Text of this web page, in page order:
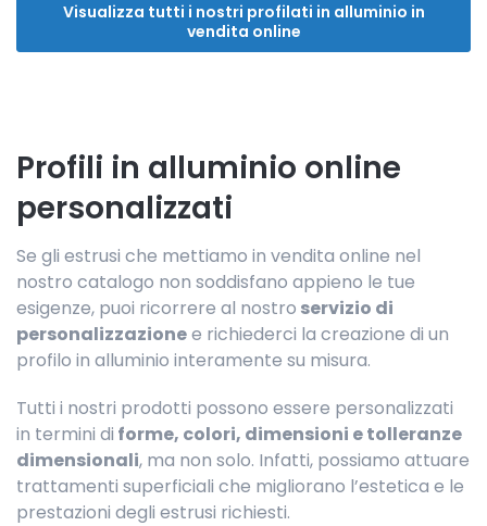
Visualizza tutti i nostri profilati in alluminio in
vendita online
Profili in alluminio online
personalizzati
Se gli estrusi che mettiamo in vendita online nel
nostro catalogo non soddisfano appieno le tue
esigenze, puoi ricorrere al nostro servizio di
personalizzazionee richiederci la creazione di un
profilo in alluminio interamente su misura.
Tutti i nostri prodotti possono essere personalizzati
in termini di forme, colori, dimensioni e tolleranze
dimensionali, ma non solo. Infatti, possiamo attuare
trattamenti superficiali che migliorano l’estetica e le
prestazioni degli estrusi richiesti.